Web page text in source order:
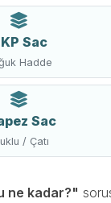
Sac
Hadde
Sac
/ Çatı
ne kadar?"